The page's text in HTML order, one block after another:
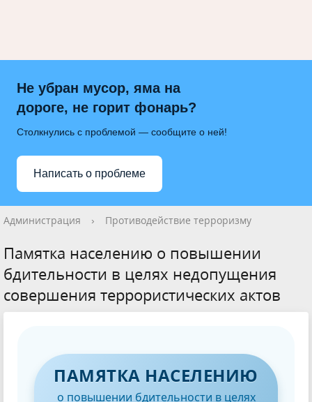
Не убран мусор, яма на
дороге, не горит фонарь?
Столкнулись с проблемой — сообщите о ней!
Написать о проблеме
Администрация › Противодействие терроризму
Памятка населению о повышении
бдительности в целях недопущения
совершения террористических актов
ПАМЯТКА НАСЕЛЕНИЮ
о повышении бдительности в целях